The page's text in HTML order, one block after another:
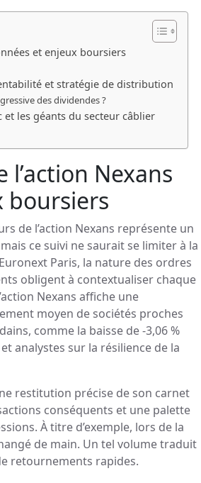
et enjeux boursiers
et stratégie de distribution
des dividendes ?
et les géants du secteur câblier
Nexans
boursiers
de l’action Nexans représente un
ce suivi ne saurait se limiter à la
Paris, la nature des ordres
obligent à contextualiser chaque
Nexans affiche une
moyen de sociétés proches
comme la baisse de -3,06 %
analystes sur la résilience de la
restitution précise de son carnet
conséquents et une palette
À titre d’exemple, lors de la
de main. Un tel volume traduit
retournements rapides.